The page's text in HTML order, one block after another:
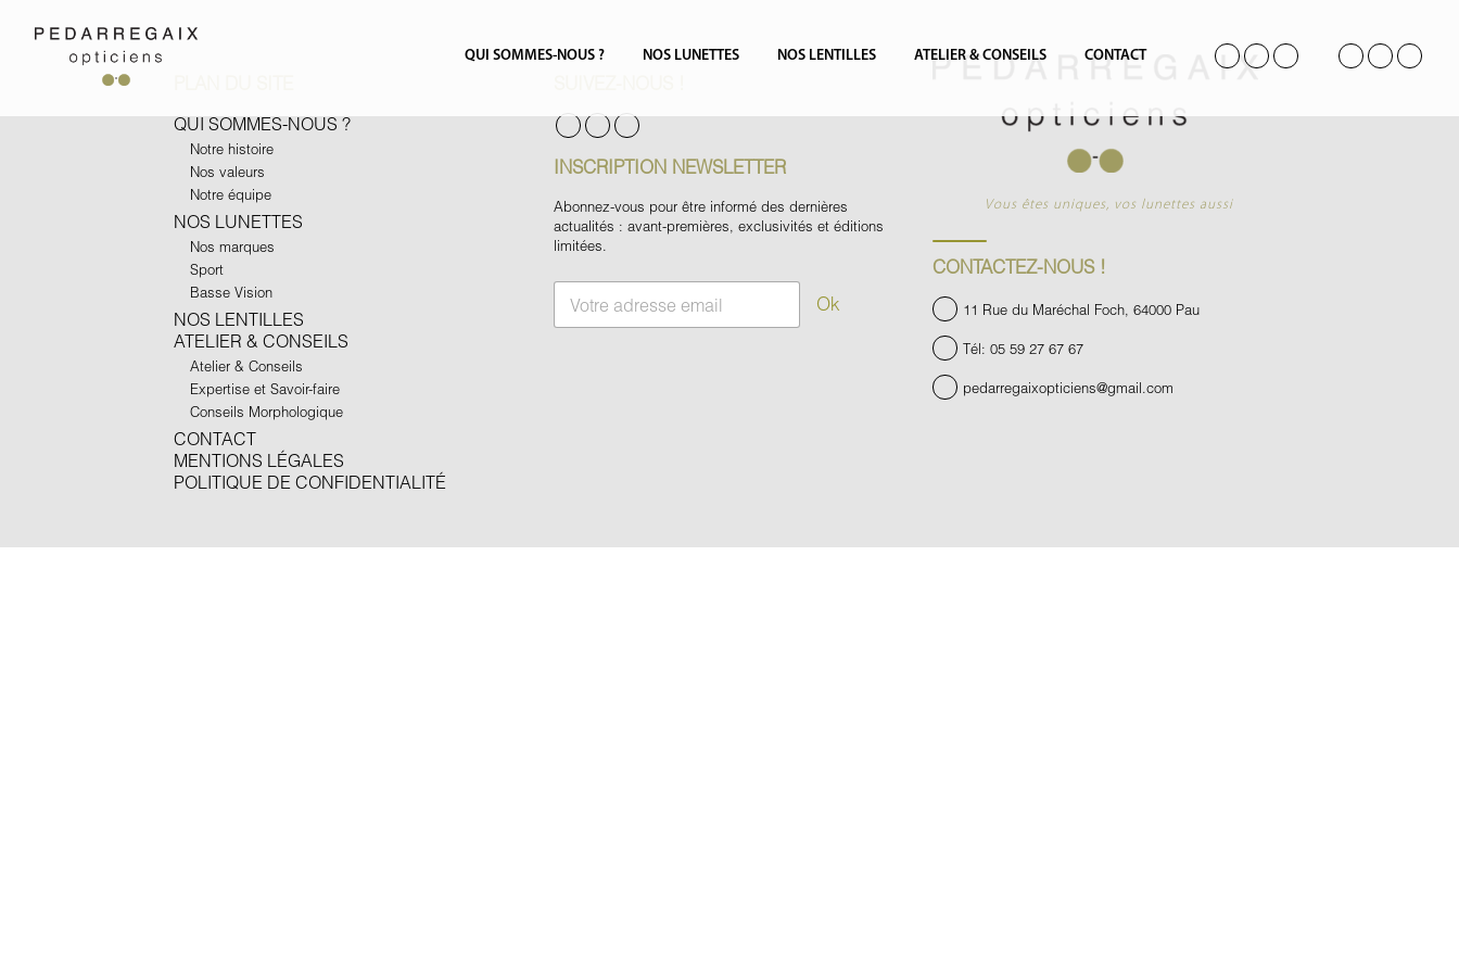
QUI SOMMES-NOUS ? NOS LUNETTES NOS LENTILLES ATELIER & CONSEILS CONTACT
QUI SOMMES-NOUS ?
Notre histoire
Nos valeurs
Notre équipe
NOS LUNETTES
Nos marques
Sport
Basse Vision
NOS LENTILLES
ATELIER & CONSEILS
Atelier & Conseils
Expertise et Savoir-faire
Conseils Morphologique
CONTACT
MENTIONS LÉGALES
POLITIQUE DE CONFIDENTIALITÉ
INSCRIPTION NEWSLETTER
Abonnez-vous pour être informé des dernières
actualités : avant-premières, exclusivités et éditions
limitées.
E
a
Ok
Vous êtes uniques, vos lunettes aussi
CONTACTEZ-NOUS !
11 Rue du Maréchal Foch, 64000 Pau
Tél: 05 59 27 67 67
pedarregaixopticiens@gmail.com